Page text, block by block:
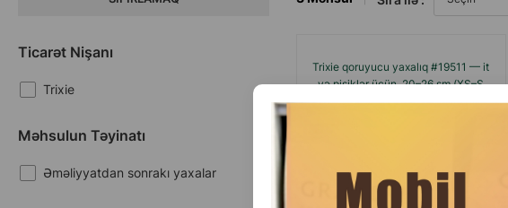
Ticarət Nişanı
Trixie
Məhsulun Təyinatı
Əməliyyatdan sonrakı yaxalar
Trixie qoruyucu yaxalıq #19511 — it
və pişiklər üçün, 20–26 sm (XS–S
ölçü).